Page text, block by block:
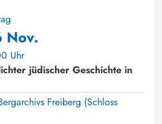
Nov.
Uhr
jüdischer Geschichte in
Freiberg (Schloss